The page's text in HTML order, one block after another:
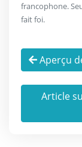
francophone.
fait foi.
Aperçu
Article